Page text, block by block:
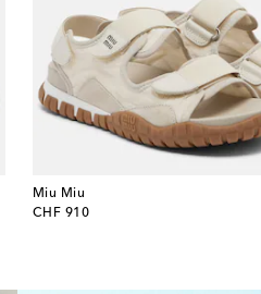
Miu Miu
CHF 910
original price